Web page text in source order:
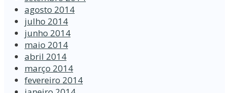
agosto 2014
julho 2014
junho 2014
maio 2014
abril 2014
março 2014
fevereiro 2014